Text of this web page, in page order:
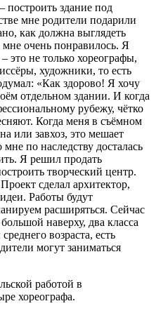
построить здание под
мне родители подарили
как должна выглядеть
мне очень понравилось. Я
это не только хореографы,
художники, то есть
«Как здорово! Я хочу
отдельном здании. И когда
рубежу, чётко
Когда меня в съёмном
или завхоз, это мешает
по наследству досталась
Я решил продать
творческий центр.
сделал архитектор,
Работы будут
расширяться. Сейчас
наверху, два класса
возраста, есть
могут заниматься
работой в
хореографа.